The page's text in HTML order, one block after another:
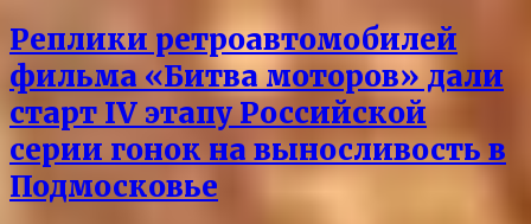
Реплики ретроавтомобилей
фильма «Битва моторов» дали
старт IV этапу Российской
серии гонок на выносливость в
Подмосковье